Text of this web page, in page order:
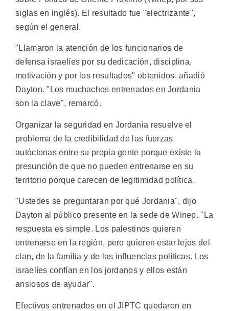
siglas en inglés). El resultado fue "electrizante",
según el general.
"Llamaron la atención de los funcionarios de
defensa israelíes por su dedicación, disciplina,
motivación y por los resultados" obtenidos, añadió
Dayton. "Los muchachos entrenados en Jordania
son la clave", remarcó.
Organizar la seguridad en Jordania resuelve el
problema de la credibilidad de las fuerzas
autóctonas entre su propia gente porque existe la
presunción de que no pueden entrenarse en su
territorio porque carecen de legitimidad política.
"Ustedes se preguntaran por qué Jordania", dijo
Dayton al público presente en la sede de Winep. "La
respuesta es simple. Los palestinos quieren
entrenarse en la región, pero quieren estar lejos del
clan, de la familia y de las influencias políticas. Los
israelíes confían en los jordanos y ellos están
ansiosos de ayudar".
Efectivos entrenados en el JIPTC quedaron en